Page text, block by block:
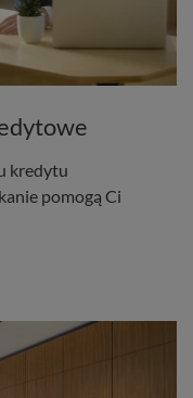
kredytu
pomogą Ci